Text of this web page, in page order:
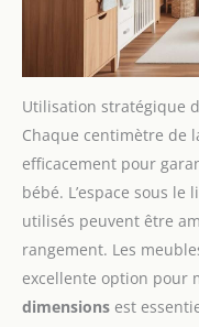
Utilisation stratégique
Chaque centimètre de
efficacement pour
bébé. L’espace sous
utilisés peuvent être
rangement. Les
excellente option pour
dimensions est